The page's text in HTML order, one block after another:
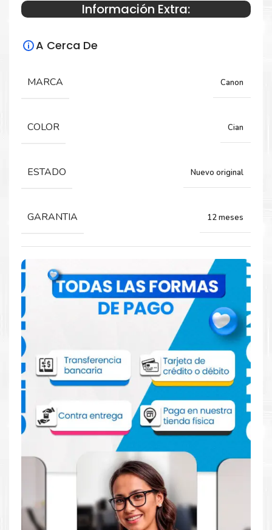
Especificaciones Técnicas
Para impresoras:
IB4010.
Comprar Tinta Canon PGI 2100C Cian XL
para impresora 5310 4010
Aprovecha nuestra experiencia y atención para adquirir tus
productos. Tenemos promociones todos los dias. Escríbenos o
visítanos hoy para encontrar la solución perfecta para tu
impresoraCanon, como laTinta Canon PGI 2100C Cian XL para
Dónde comprar Tinta para impresora
5310 4010 en Lima o para provincia
Información Extra:
A Cerca De
MARCA Canon
COLOR Cian
ESTADO Nuevo original
GARANTIA 12 meses